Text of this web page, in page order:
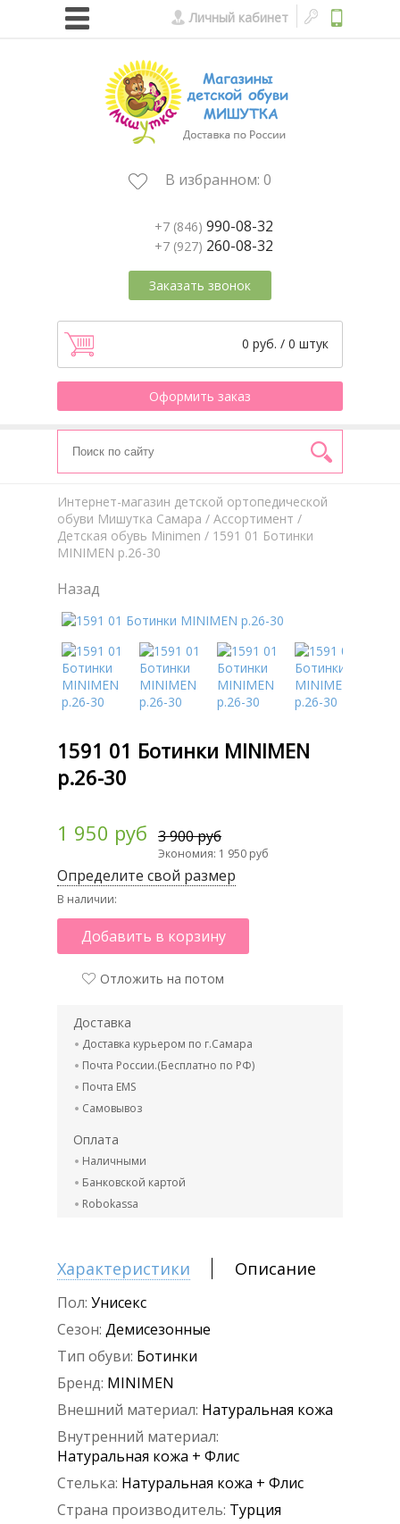
Личный кабинет
В избранном: 0
+7 (846) 990-08-32
+7 (927) 260-08-32
Заказать звонок
0 руб. / 0 штук
Оформить заказ
Интернет-магазин детской ортопедической
обуви Мишутка Самара / Aссортимент /
Детская обувь Minimen / 1591 01 Ботинки
MINIMEN р.26-30
Назад
1591 01 Ботинки MINIMEN
р.26-30
1 950 руб 3 900 руб
Экономия: 1 950 руб
Определите свой размер
В наличии:
Добавить в корзину
Отложить на потом
Доставка
Доставка курьером по г.Самара
Почта России.(Бесплатно по РФ)
Почта EMS
Самовывоз
Оплата
Наличными
Банковской картой
Robokassa
Характеристики Описание
Пол: Унисекс
Сезон: Демисезонные
Тип обуви: Ботинки
Бренд: MINIMEN
Внешний материал: Натуральная кожа
Внутренний материал:
Натуральная кожа + Флис
Стелька: Натуральная кожа + Флис
Страна производитель: Турция